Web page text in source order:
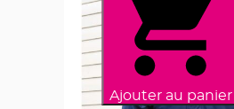
Ajouter au panier